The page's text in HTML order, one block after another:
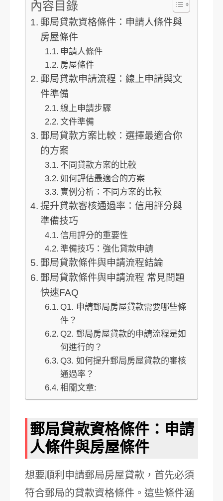
內容目錄
郵局貸款資格條件：申請人條件與
房屋條件
申請人條件
房屋條件
郵局貸款申請流程：線上申請與文
件準備
線上申請步驟
文件準備
郵局貸款方案比較：選擇最適合你
的方案
不同貸款方案的比較
如何評估最適合的方案
實例分析：不同方案的比較
提升貸款審核通過率：信用評分與
準備技巧
信用評分的重要性
準備技巧：強化貸款申請
郵局貸款條件與申請流程結論
郵局貸款條件與申請流程 常見問題
快速FAQ
Q1. 申請郵局房屋貸款需要哪些條
件？
Q2. 郵局房屋貸款的申請流程是如
何進行的？
Q3. 如何提升郵局房屋貸款的審核
通過率？
相關文章:
郵局貸款資格條件：申請
人條件與房屋條件
想要順利申請郵局房屋貸款，首先必須
符合郵局的貸款資格條件。這些條件涵